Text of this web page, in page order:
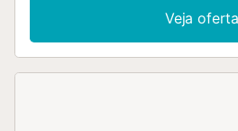
acolhedor. A sala de estar/jantar
mobiliário tradicional em madeira e
terraço. A kitchenette está
Veja oferta